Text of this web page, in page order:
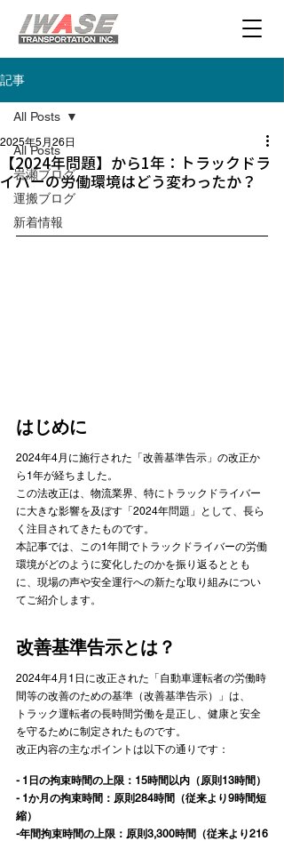
記事
All Posts
岩瀬ブログ
運搬ブログ
新着情報
All Posts
【2024年問題】から1年：トラックドラ
イバーの労働環境はどう変わったか？
2025年5月26日
はじめに
2024年4月に施行された「改善基準告示」の改正か
ら1年が経ちました。
この法改正は、物流業界、特にトラックドライバー
に大きな影響を及ぼす「2024年問題」として、長ら
く注目されてきたものです。
本記事では、この1年間でトラックドライバーの労働
環境がどのように変化したのかを振り返るととも
に、現場の声や安全運行への新たな取り組みについ
てご紹介します。
改善基準告示とは？
2024年4月1日に改正された「自動車運転者の労働時
間等の改善のための基準（改善基準告示）」は、
トラック運転者の長時間労働を是正し、健康と安全
を守るために制定されたものです。
改正内容の主なポイントは以下の通りです：
- 1日の拘束時間の上限：15時間以内（原則13時間）
- 1か月の拘束時間：原則284時間（従来より9時間短
縮）
-年間拘束時間の上限：原則3,300時間（従来より216